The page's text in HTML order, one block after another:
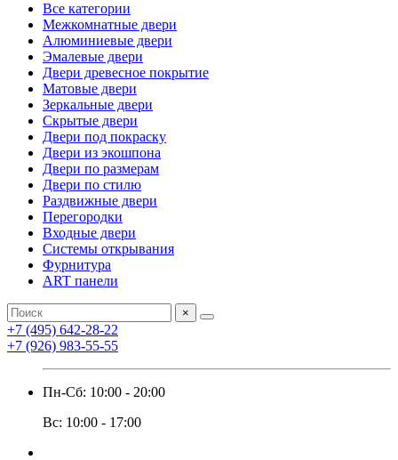
Все категории
Межкомнатные двери
Алюминиевые двери
Эмалевые двери
Двери древесное покрытие
Матовые двери
Зеркальные двери
Скрытые двери
Двери под покраску
Двери из экошпона
Двери по размерам
Двери по стилю
Раздвижные двери
Перегородки
Входные двери
Системы открывания
Фурнитура
ART панели
×
+7 (495) 642-28-22
+7 (926) 983-55-55
Пн-Сб: 10:00 - 20:00
Вс: 10:00 - 17:00